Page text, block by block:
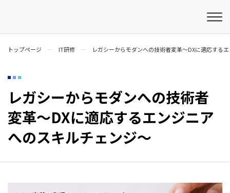
トップページ IT研修 レガシーからモダンへの技術者変革〜DXに適応する
レガシーからモダンへの技術者
変革〜DXに適応するエンジニア
へのスキルチェンジ〜